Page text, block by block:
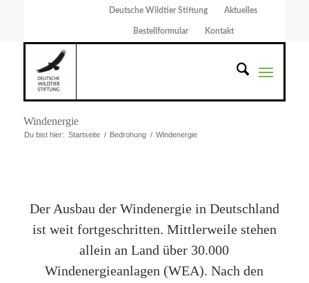
Deutsche Wildtier Stiftung Aktuelles
Bestellformular Kontakt
Windenergie
Du bist hier: Startseite / Bedrohung / Windenergie
Der Ausbau der Windenergie in Deutschland
ist weit fortgeschritten. Mittlerweile stehen
allein an Land über 30.000
Windenergieanlagen (WEA). Nach den